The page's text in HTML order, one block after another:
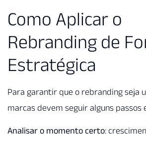
Como Aplicar o
Rebranding de
Estratégica
Para garantir que o rebranding seja
marcas devem seguir alguns passos
Analisar o momento certo: